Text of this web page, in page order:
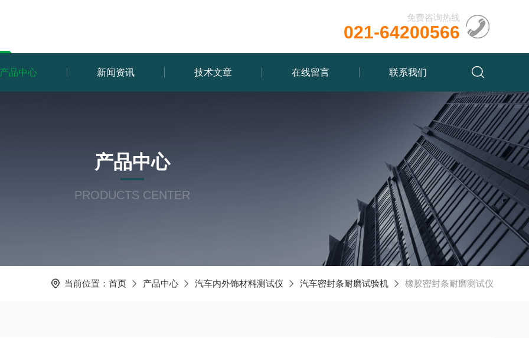
免费咨询热线
021-64200566
产品中心 新闻资讯 技术文章 在线留言 联系我们
产品中心
PRODUCTS CENTER
当前位置： 首页 产品中心 汽车内外饰材料测试仪 汽车密封条耐磨试验机 橡胶密封条耐磨测试仪